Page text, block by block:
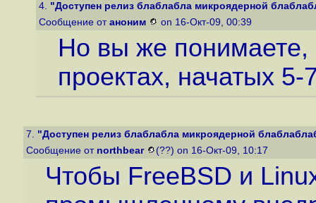
4. "Доступен релиз блаблабла микроядерной
Сообщение от аноним on 16-Окт-09, 00:39
Но вы же понимаете,
проектах, начатых 5-
7. "Доступен релиз блаблабла микроядерной
Сообщение от northbear (??) on 16-Окт-09, 10:17
Чтобы FreeBSD и